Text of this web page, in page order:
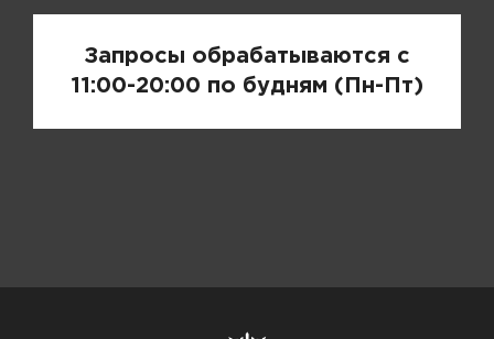
Запросы обрабатываются с
11:00-20:00 по будням (Пн-Пт)